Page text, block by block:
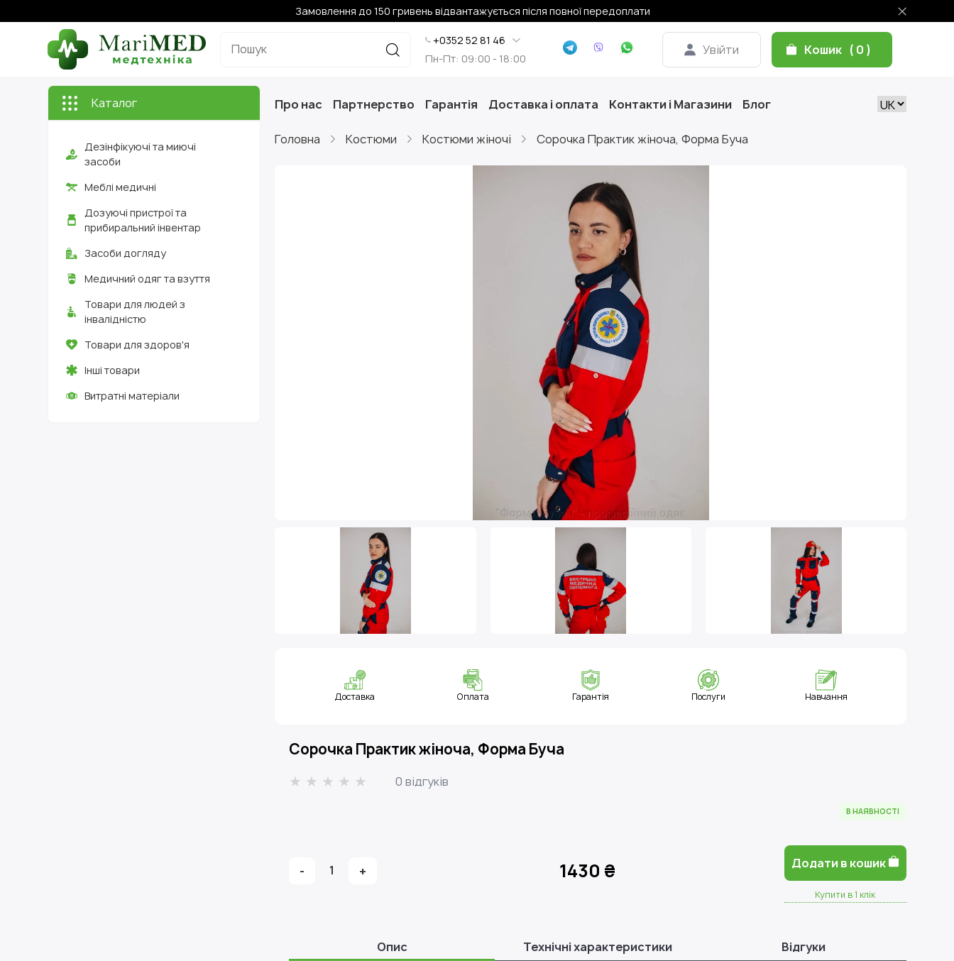
Замовлення до 150 гривень відвантажується після повної передоплати
+0352 52 81 46
Пн-Пт: 09:00 - 18:00
Увійти Кошик 0
Каталог
Дезінфікуючі та миючі
засоби
Меблі медичні
Дозуючі пристрої та
прибиральний інвентар
Засоби догляду
Медичний одяг та взуття
Товари для людей з
інвалідністю
Товари для здоров'я
Інші товари
Витратні матеріали
Про нас Партнерство Гарантія Доставка і оплата Контакти і Магазини Блог
Головна Костюми Костюми жіночі Сорочка Практик жіноча, Форма Буча
Доставка Оплата Гарантія Послуги Навчання
Сорочка Практик жіноча, Форма Буча
0 відгуків
В НАЯВНОСТІ
- 1 + 1430 ₴ Додати в кошик
Купити в 1 клік
Опис Технічні характеристики Відгуки